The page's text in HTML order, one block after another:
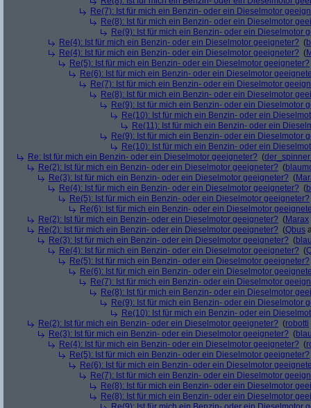
Re(7): Ist für mich ein Benzin- oder ein Dieselmotor
Re(8): Ist für mich ein Benzin- oder ein Dieselmotor
Re(9): Ist für mich ein Benzin- oder ein Dieselmotor
Re(4): Ist für mich ein Benzin- oder ein Dieselmotor geeigneter? (
Re(4): Ist für mich ein Benzin- oder ein Dieselmotor geeigneter? (
Re(5): Ist für mich ein Benzin- oder ein Dieselmotor geeigneter?
Re(6): Ist für mich ein Benzin- oder ein Dieselmotor
Re(7): Ist für mich ein Benzin- oder ein Dieselmotor
Re(8): Ist für mich ein Benzin- oder ein Dieselmotor
Re(9): Ist für mich ein Benzin- oder ein Dieselmotor
Re(10): Ist für mich ein Benzin- oder ein
Re(11): Ist für mich ein Benzin- oder ein
Re(9): Ist für mich ein Benzin- oder ein Dieselmotor
Re(10): Ist für mich ein Benzin- oder ein
Re: Ist für mich ein Benzin- oder ein Dieselmotor geeigneter? (
Re(2): Ist für mich ein Benzin- oder ein Dieselmotor geeigneter? (
Re(3): Ist für mich ein Benzin- oder ein Dieselmotor geeigneter? (
Re(4): Ist für mich ein Benzin- oder ein Dieselmotor geeigneter? (
Re(5): Ist für mich ein Benzin- oder ein Dieselmotor geeigneter?
Re(6): Ist für mich ein Benzin- oder ein Dieselmotor
Re(2): Ist für mich ein Benzin- oder ein Dieselmotor geeigneter? (Marax
Re(2): Ist für mich ein Benzin- oder ein Dieselmotor geeigneter? (Qbus
Re(3): Ist für mich ein Benzin- oder ein Dieselmotor geeigneter? (
Re(4): Ist für mich ein Benzin- oder ein Dieselmotor geeigneter? (
Re(5): Ist für mich ein Benzin- oder ein Dieselmotor geeigneter?
Re(6): Ist für mich ein Benzin- oder ein Dieselmotor
Re(7): Ist für mich ein Benzin- oder ein Dieselmotor
Re(8): Ist für mich ein Benzin- oder ein Dieselmotor
Re(9): Ist für mich ein Benzin- oder ein Dieselmotor
Re(10): Ist für mich ein Benzin- oder ein
Re(2): Ist für mich ein Benzin- oder ein Dieselmotor geeigneter? (robotti
Re(3): Ist für mich ein Benzin- oder ein Dieselmotor geeigneter? (
Re(4): Ist für mich ein Benzin- oder ein Dieselmotor geeigneter? (
Re(5): Ist für mich ein Benzin- oder ein Dieselmotor geeigneter?
Re(6): Ist für mich ein Benzin- oder ein Dieselmotor
Re(7): Ist für mich ein Benzin- oder ein Dieselmotor
Re(8): Ist für mich ein Benzin- oder ein Dieselmotor
Re(8): Ist für mich ein Benzin- oder ein Dieselmotor